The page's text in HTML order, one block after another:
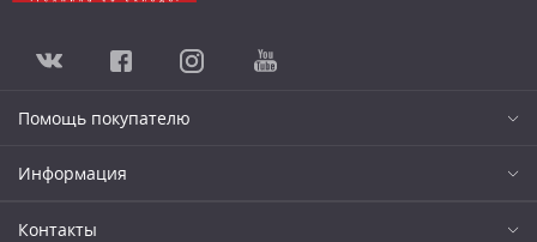
Помощь покупателю
Информация
Контакты